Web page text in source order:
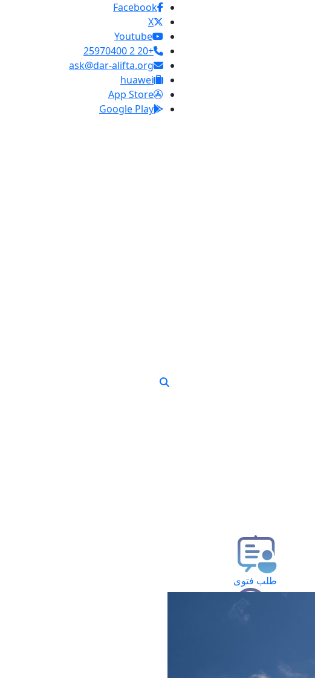
Facebook
X
Youtube
+20 2 25970400
ask@dar-alifta.org
huawei
App Store
Google Play
طلب فتوى